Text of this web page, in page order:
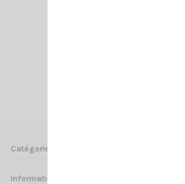
Catégories
Informations